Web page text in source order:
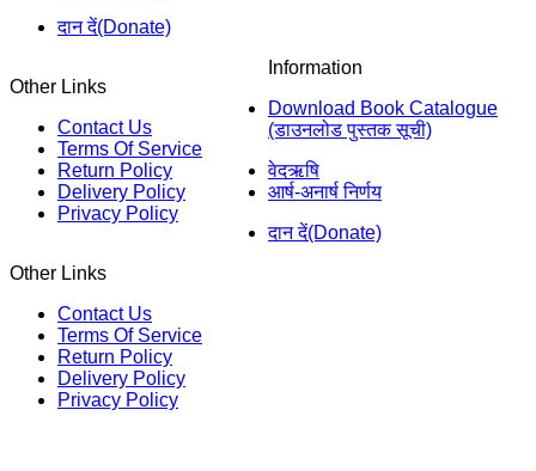
दान दें(Donate)
Other Links
Contact Us
Terms Of Service
Return Policy
Delivery Policy
Privacy Policy
Information
Download Book Catalogue
(डाउनलोड पुस्तक सूची)
वेदऋषि
आर्ष-अनार्ष निर्णय
दान दें(Donate)
Other Links
Contact Us
Terms Of Service
Return Policy
Delivery Policy
Privacy Policy